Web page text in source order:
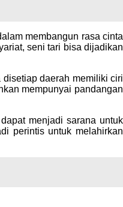
membangun rasa cinta
seni tari bisa dijadikan
disetiap daerah memiliki ciri
mempunyai pandangan
menjadi sarana untuk
perintis untuk melahirkan